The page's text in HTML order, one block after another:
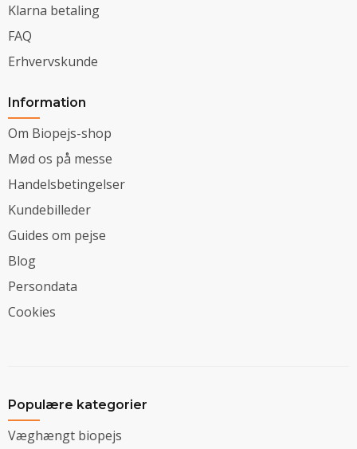
Klarna betaling
FAQ
Erhvervskunde
Information
Om Biopejs-shop
Mød os på messe
Handelsbetingelser
Kundebilleder
Guides om pejse
Blog
Persondata
Cookies
Populære kategorier
Væghængt biopejs